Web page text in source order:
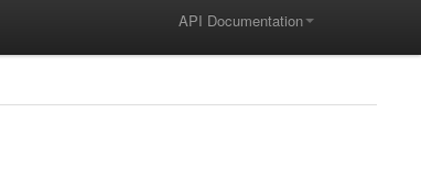
API Documentation